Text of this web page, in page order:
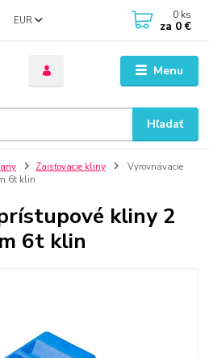
Menu
EUR
Hľadať
0 ks
za 0 €
Zaisťovacie kliny
Vyrovnávacie
6t klin
kliny 2
6t klin